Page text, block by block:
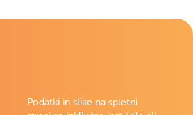
Podatki in slike na spletni